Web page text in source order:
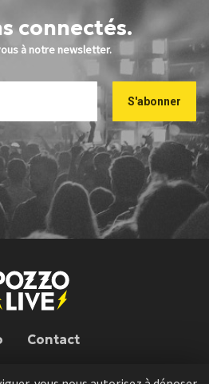
connectés.
à notre newsletter.
Contact